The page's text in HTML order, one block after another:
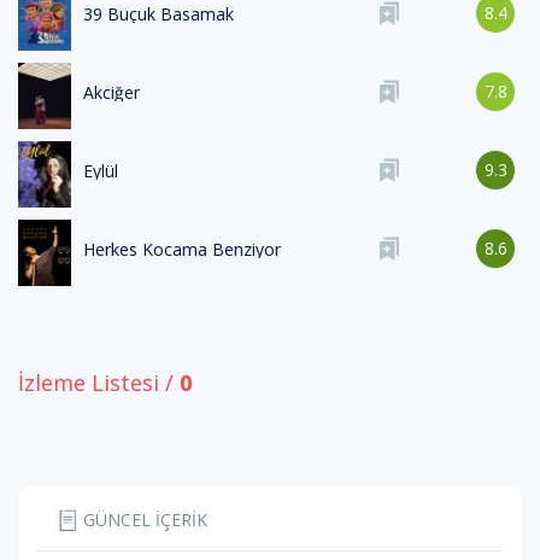
8.4
39 Buçuk Basamak
7.8
Akciğer
9.3
Eylül
8.6
Herkes Kocama Benziyor
İzleme Listesi / 0
GÜNCEL İÇERİK